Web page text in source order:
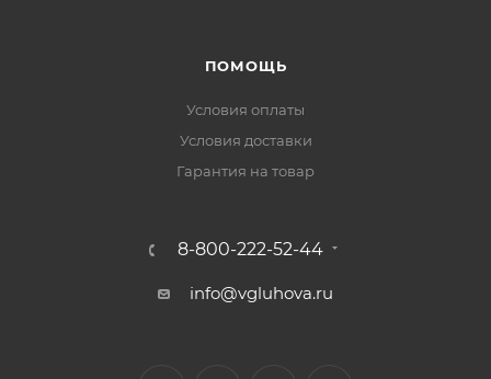
ПОМОЩЬ
Условия оплаты
Условия доставки
Гарантия на товар
8-800-222-52-44
info@vgluhova.ru